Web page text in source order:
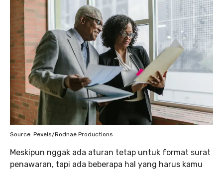
Source: Pexels/Rodnae Productions
Meskipun nggak ada aturan tetap untuk format surat
penawaran, tapi ada beberapa hal yang harus kamu